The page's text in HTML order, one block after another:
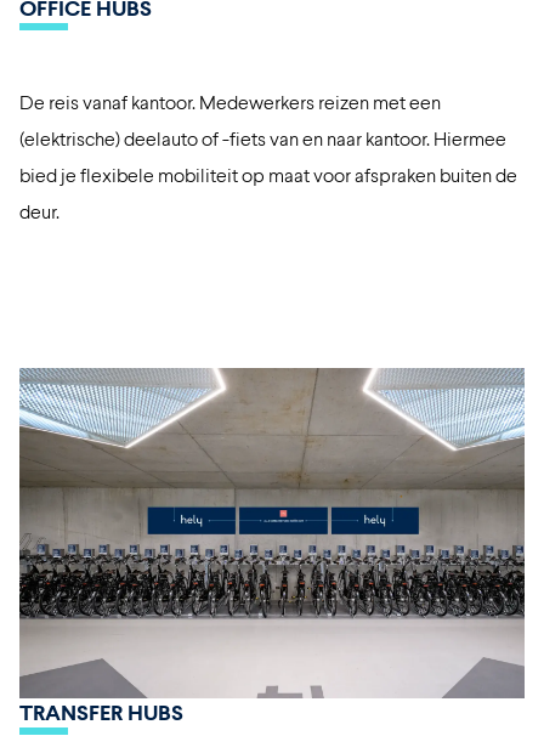
OFFICE HUBS
De reis vanaf kantoor. Medewerkers reizen met een
(elektrische) deelauto of -fiets van en naar kantoor. Hiermee
bied je flexibele mobiliteit op maat voor afspraken buiten de
deur.
TRANSFER HUBS